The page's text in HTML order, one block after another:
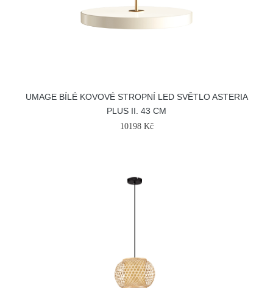
UMAGE BÍLÉ KOVOVÉ STROPNÍ LED SVĚTLO ASTERIA
PLUS II. 43 CM
10198 Kč